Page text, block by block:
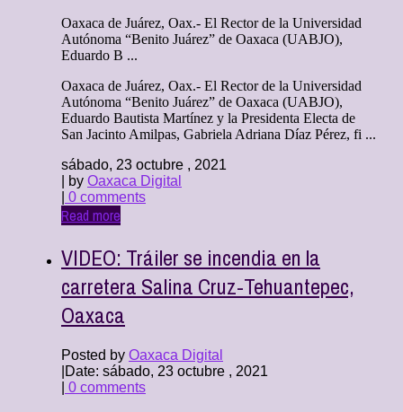
Oaxaca de Juárez, Oax.- El Rector de la Universidad
Autónoma “Benito Juárez” de Oaxaca (UABJO),
Eduardo B ...
Oaxaca de Juárez, Oax.- El Rector de la Universidad
Autónoma “Benito Juárez” de Oaxaca (UABJO),
Eduardo Bautista Martínez y la Presidenta Electa de
San Jacinto Amilpas, Gabriela Adriana Díaz Pérez, fi ...
sábado, 23 octubre , 2021
| by Oaxaca Digital
0 comments
Read more
VIDEO: Tráiler se incendia en la
carretera Salina Cruz-Tehuantepec,
Oaxaca
Posted by Oaxaca Digital
Date: sábado, 23 octubre , 2021
0 comments